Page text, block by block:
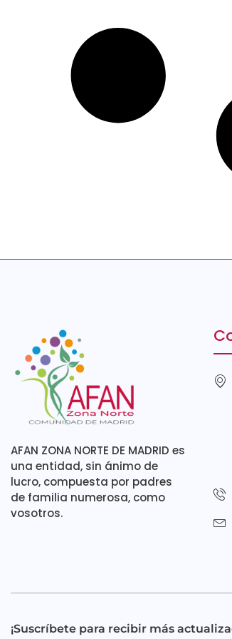
AFAN ZONA NORTE DE MADRID es
una entidad, sin ánimo de
lucro, compuesta por padres
de familia numerosa, como
vosotros.
¡Suscríbete para recibir más